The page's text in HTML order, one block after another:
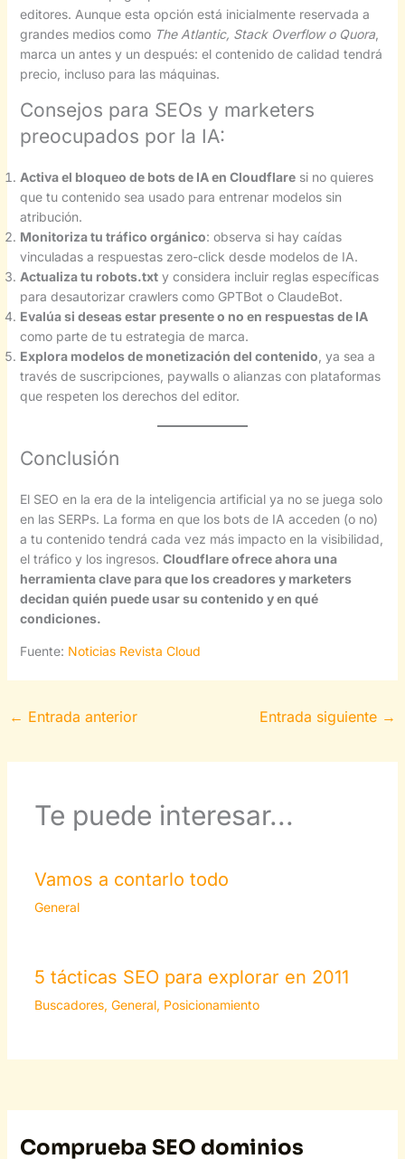
editores. Aunque esta opción está inicialmente reservada a
grandes medios como The Atlantic, Stack Overflow o Quora,
marca un antes y un después: el contenido de calidad tendrá
precio, incluso para las máquinas.
Consejos para SEOs y marketers
preocupados por la IA:
Activa el bloqueo de bots de IA en Cloudflaresi no quieres
que tu contenido sea usado para entrenar modelos sin
atribución.
Monitoriza tu tráfico orgánico: observa si hay caídas
vinculadas a respuestas zero-click desde modelos de IA.
Actualiza tu robots.txty considera incluir reglas específicas
para desautorizar crawlers como GPTBot o ClaudeBot.
Evalúa si deseas estar presente o no en respuestas de IA
como parte de tu estrategia de marca.
Explora modelos de monetización del contenido , ya sea a
través de suscripciones, paywalls o alianzas con plataformas
que respeten los derechos del editor.
Conclusión
El SEO en la era de la inteligencia artificial ya no se juega solo
en las SERPs. La forma en que los bots de IA acceden (o no)
a tu contenido tendrá cada vez más impacto en la visibilidad,
el tráfico y los ingresos. Cloudflare ofrece ahora una
herramienta clave para que los creadores y marketers
decidan quién puede usar su contenido y en qué
condiciones.
Fuente: Noticias Revista Cloud
← Entrada anterior Entrada siguiente →
Te puede interesar...
Vamos a contarlo todo
General
5 tácticas SEO para explorar en 2011
Buscadores, General, Posicionamiento
Comprueba SEO dominios